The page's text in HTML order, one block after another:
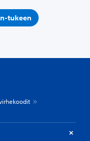
tukeen